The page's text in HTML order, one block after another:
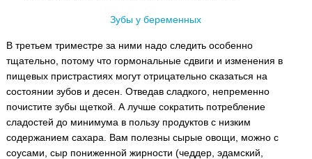
Зубы у беременных
В третьем триместре за ними надо следить особенно
тщательно, потому что гормональные сдвиги и изменения в
пищевых пристрастиях могут отрицательно сказаться на
состоянии зубов и десен. Отведав сладкого, непременно
почистите зубы щеткой. А лучше сократить потребление
сладостей до минимума в пользу продуктов с низким
содержанием сахара. Вам полезны сырые овощи, можно с
соусами, сыр пониженной жирности (чеддер, эдамский,